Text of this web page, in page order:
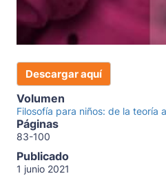
Descargar aquí
Volumen
Filosofía para niños: de la teoría
Páginas
83-100
Publicado
1 junio 2021